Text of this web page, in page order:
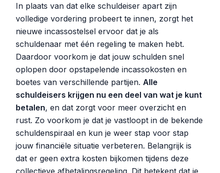
In plaats van dat elke schuldeiser apart zijn
volledige vordering probeert te innen, zorgt het
nieuwe incassostelsel ervoor dat je als
schuldenaar met één regeling te maken hebt.
Daardoor voorkom je dat jouw schulden snel
oplopen door opstapelende incassokosten en
boetes van verschillende partijen. Alle
schuldeisers krijgen nu een deel van wat je kunt
betalen, en dat zorgt voor meer overzicht en
rust. Zo voorkom je dat je vastloopt in de bekende
schuldenspiraal en kun je weer stap voor stap
jouw financiële situatie verbeteren. Belangrijk is
dat er geen extra kosten bijkomen tijdens deze
collectieve afbetalingsregeling. Dit betekent dat je